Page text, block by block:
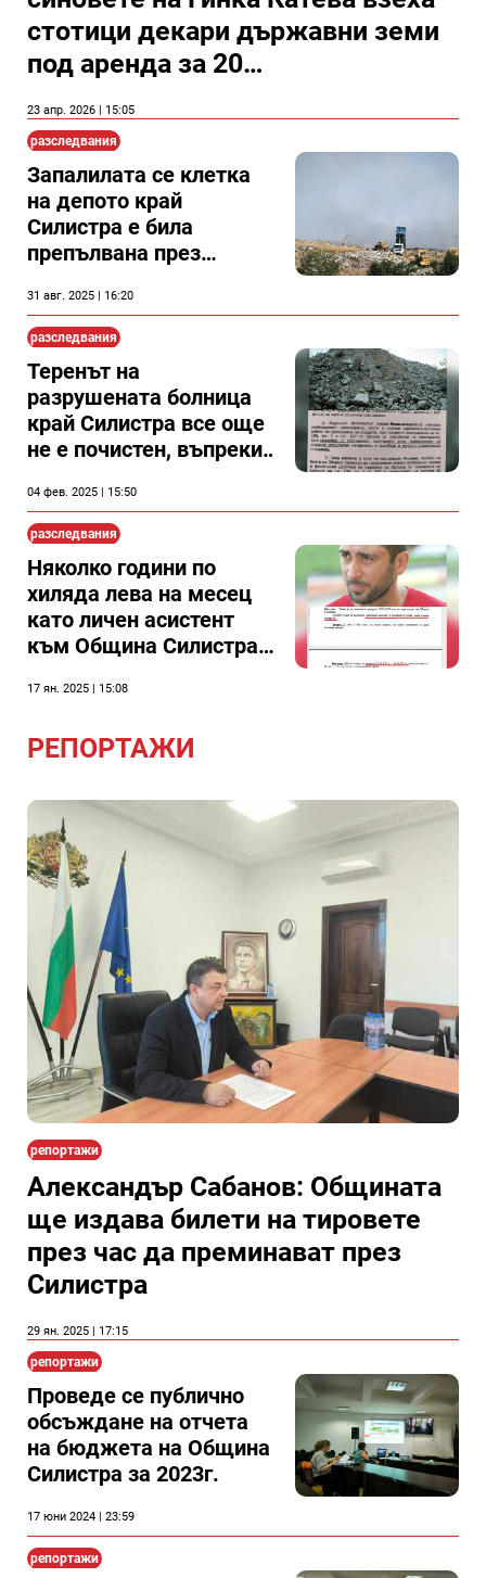
стотици декари държавни земи
под аренда за 20
23 апр. 2026 | 15:05
разследвания
Запалилата се клетка
на депото край
Силистра е била
препълвана през
31 авг. 2025 | 16:20
разследвания
Теренът на
разрушената болница
край Силистра все още
не е почистен, въпреки
общинския съвет за
това(Допълнена)
04 фев. 2025 | 15:50
разследвания
Няколко години по
хиляда лева на месец
като личен асистент
към Община Силистра
Димитров - новият
директорите на
болница
17 ян. 2025 | 15:08
РЕПОРТАЖИ
репортажи
Александър Сабанов: Общината
ще издава билети на тировете
през час да преминават през
Силистра
29 ян. 2025 | 17:15
репортажи
Проведе се публично
обсъждане на отчета
на бюджета на Община
Силистра за 2023г.
17 юни 2024 | 23:59
репортажи